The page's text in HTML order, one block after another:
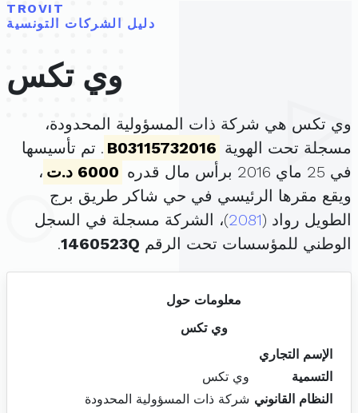
TROVIT
دليل الشركات التونسية
وي تكس
وي تكس هي شركة ذات المسؤولية المحدودة،
مسجلة تحت الهوية B03115732016 . تم تأسيسها
في 25 ماي 2016 برأس مال قدره
6000 د.ت
،
ويقع مقرها الرئيسي في حي شاكر طريق برج
الطويل رواد (2081)، الشركة مسجلة في السجل
الوطني للمؤسسات تحت الرقم 1460523Q
.
معلومات حول
وي تكس
الإسم التجاري
التسمية
وي تكس
النظام القانوني شركة ذات المسؤولية المحدودة